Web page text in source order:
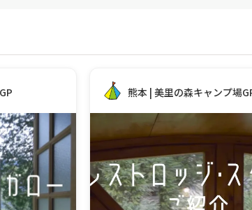
熊本 | 美里の森キャンプ場